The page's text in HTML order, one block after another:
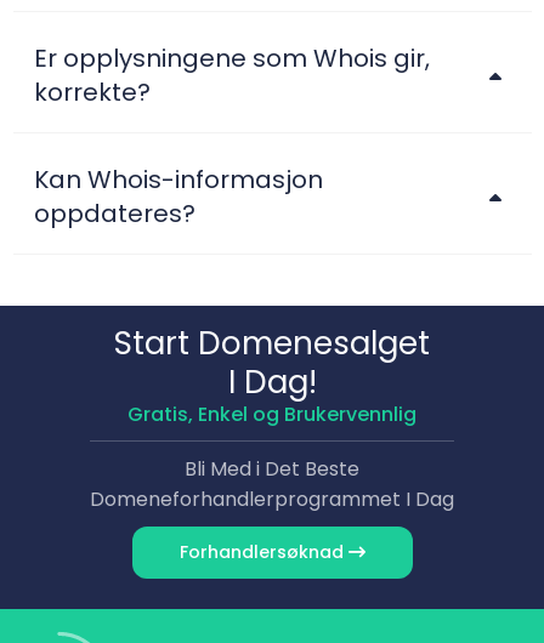
Er opplysningene som Whois gir,
korrekte?
Kan Whois-informasjon
oppdateres?
Start Domene­salget
I Dag!
Gratis, Enkel og Brukervennlig
Bli Med i Det Beste
Domene­forhandlerprogrammet I Dag
Forhandler­søknad